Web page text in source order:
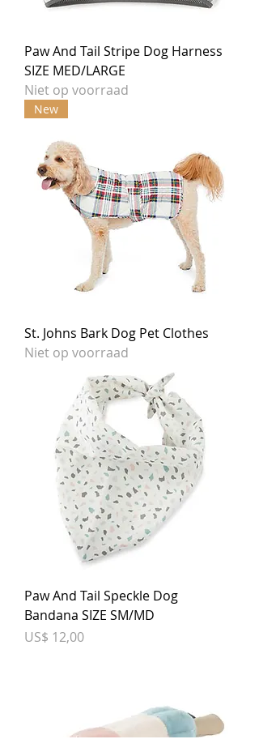
Paw And Tail Stripe Dog Harness
SIZE MED/LARGE
Niet op voorraad
New
St. Johns Bark Dog Pet Clothes
Niet op voorraad
Paw And Tail Speckle Dog
Bandana SIZE SM/MD
Prijs
US$ 12,00